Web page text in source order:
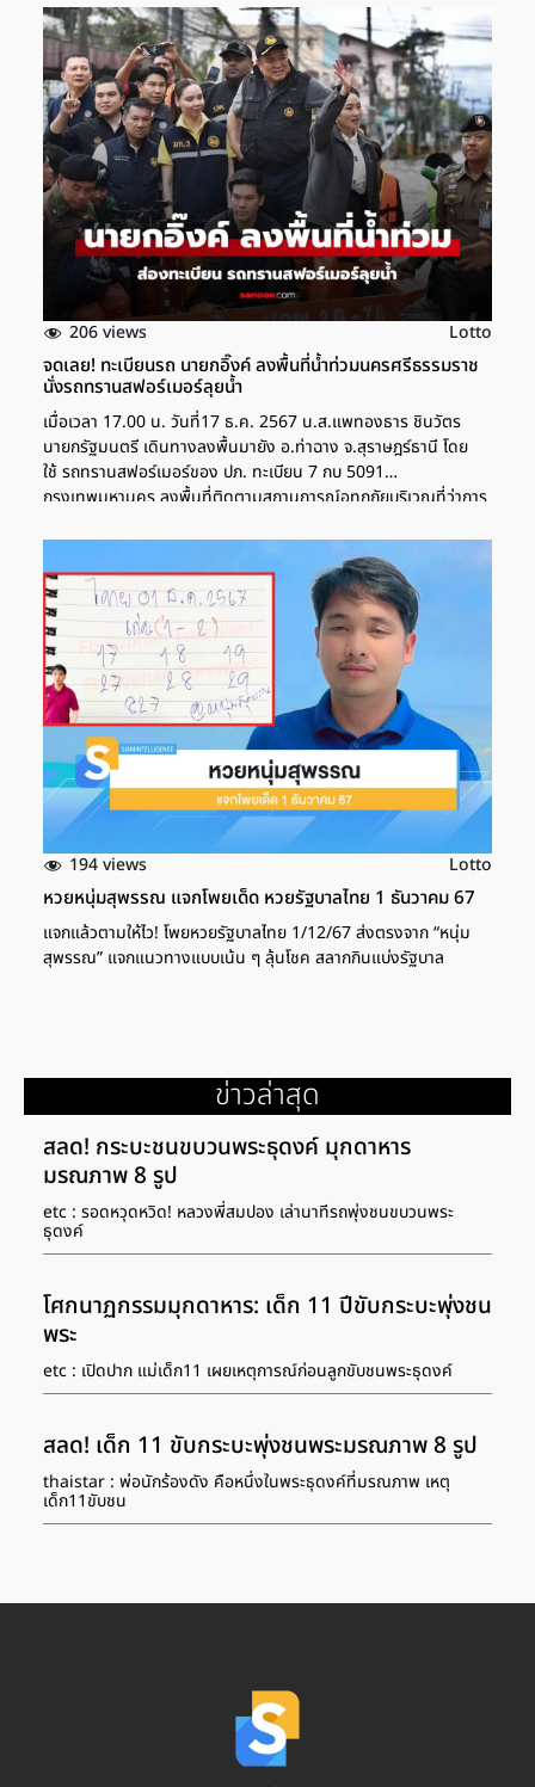
10 เลขขายดี หวยแม่จำเนียร 16/7/68 แนะนำเลขเด็ด จากหวยใบ
ชมพูงวดนี้ อ่านเพิ่มเติม
206 views Lotto
จดเลย! ทะเบียนรถ นายกอิ๊งค์ ลงพื้นที่น้ำท่วมนครศรีธรรมราช
นั่งรถทรานสฟอร์เมอร์ลุยน้ำ
เมื่อเวลา 17.00 น. วันที่17 ธ.ค. 2567 น.ส.แพทองธาร ชินวัตร
นายกรัฐมนตรี เดินทางลงพื้นมายัง อ.ท่าฉาง จ.สุราษฎร์ธานี โดย
ใช้ รถทรานสฟอร์เมอร์ของ ปภ. ทะเบียน 7 กบ 5091
กรุงเทพมหานคร ลงพื้นที่ติดตามสถานการณ์อุทกภัยบริเวณที่ว่าการ
พรรครวมไทยสร้างชาติ (รทสช.) นายพิชัย ชมภูพล สส.สุราษฎร์ธานี
เขต 6 พรรคภูมิใจไทย (ภท.) มารอต้อนรับ เมื่อนายกรัฐมนตรี เดิน
ทางถึงได้พูดคุยกับผู้ประสบภัยน้ำท่วมที่มารอรับถุงยังชีพ และขอให้
สื่อมวลชนที่มาติดตามทำข่าวเปิดทางหน้าเวที ให้ประชาชนได้มองเห็น
นายกรัฐมนตรี เรียกเสียงปรบมือดีใจของผู้มารอรับก่อนนายก
รัฐมนตรี โบกมือทักทาย และถามประชาชนว่า “เห็นหน้ากันไหม วันนี้ไม่
ได้มาคนเดียว มากับรองนายกรัฐมนตรี และรัฐมนตรีช่วย และทีมงาน
จากกรุงเทพฯ อีกหลายคน ส่วนคณะรัฐมนตรี (ครม.) ที่อยู่กรุงเทพฯ
ก็มีความเป็นห่วงคนใต้ ส่งนายกรัฐมนตรี มาเป็นตัวแทนให้กำลังใจ
คนในพื้นที่ ทุกคนอยากมา […]
194 views Lotto
หวยหนุ่มสุพรรณ แจกโพยเด็ด หวยรัฐบาลไทย 1 ธันวาคม 67
แจกแล้วตามให้ไว! โพยหวยรัฐบาลไทย 1/12/67 ส่งตรงจาก “หนุ่ม
สุพรรณ” แจกแนวทางแบบเน้น ๆ ลุ้นโชค สลากกินแบ่งรัฐบาล
ข่าวล่าสุด
สลด! กระบะชนขบวนพระธุดงค์ มุกดาหาร
มรณภาพ 8 รูป
etc : รอดหวุดหวิด! หลวงพี่สมปอง เล่านาทีรถพุ่งชนขบวนพระ
ธุดงค์
โศกนาฏกรรมมุกดาหาร: เด็ก 11 ปีขับกระบะพุ่งชน
พระ
etc : เปิดปาก แม่เด็ก11 เผยเหตุการณ์ก่อนลูกขับชนพระธุดงค์
สลด! เด็ก 11 ขับกระบะพุ่งชนพระมรณภาพ 8 รูป
thaistar : พ่อนักร้องดัง คือหนึ่งในพระธุดงค์ที่มรณภาพ เหตุ
เด็ก11ขับชน